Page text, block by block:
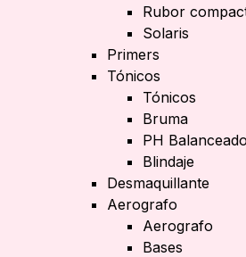
Rubor
Solaris
Primers
Tónicos
Tónicos
Bruma
PH
Blindaje
Desmaquillante
Aerografo
Aerografo
Bases